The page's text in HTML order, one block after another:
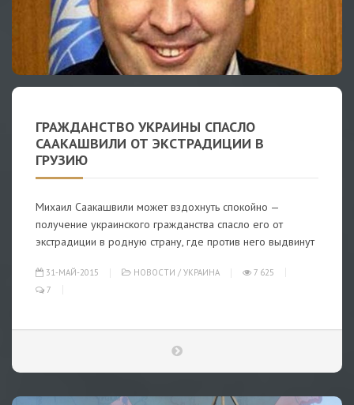
ГРАЖДАНСТВО УКРАИНЫ СПАСЛО
СААКАШВИЛИ ОТ ЭКСТРАДИЦИИ В
ГРУЗИЮ
Михаил Саакашвили может вздохнуть спокойно —
получение украинского гражданства спасло его от
экстрадиции в родную страну, где против него выдвинут
31-МАЙ-2015 НОВОСТИ / УКРАИНА
7 625
7